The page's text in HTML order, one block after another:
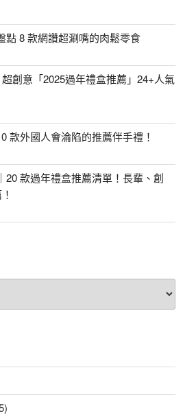
點 8 款網讚超涮嘴的肉鬆零食
創意「2025過年禮盒推薦」24+人氣
款外國人會淪陷的推薦伴手禮！
20 款過年禮盒推薦清單！長輩、創